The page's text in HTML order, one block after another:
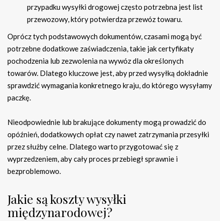
przypadku wysyłki drogowej często potrzebna jest list
przewozowy, który potwierdza przewóz towaru.
Oprócz tych podstawowych dokumentów, czasami mogą być
potrzebne dodatkowe zaświadczenia, takie jak certyfikaty
pochodzenia lub zezwolenia na wywóz dla określonych
towarów. Dlatego kluczowe jest, aby przed wysyłką dokładnie
sprawdzić wymagania konkretnego kraju, do którego wysyłamy
paczkę.
Nieodpowiednie lub brakujące dokumenty mogą prowadzić do
opóźnień, dodatkowych opłat czy nawet zatrzymania przesyłki
przez służby celne. Dlatego warto przygotować się z
wyprzedzeniem, aby cały proces przebiegł sprawnie i
bezproblemowo.
Jakie są koszty wysyłki
międzynarodowej?